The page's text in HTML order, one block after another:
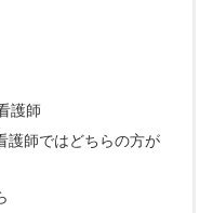
護師
護師ではどちらの方が